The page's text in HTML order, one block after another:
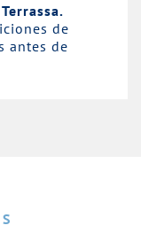
de
antes de